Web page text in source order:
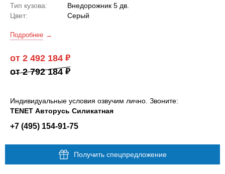
Тип кузова:
Внедорожник 5 дв.
Цвет:
Серый
Подробнее
от 2 492 184
от 2 792 184
Индивидуальные условия озвучим лично. Звоните:
TENET Авторусь Силикатная
+7 (495) 154-91-75
Получить спецпредложение